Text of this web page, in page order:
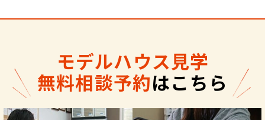
モデルハウス見学
無料相談予約はこちら